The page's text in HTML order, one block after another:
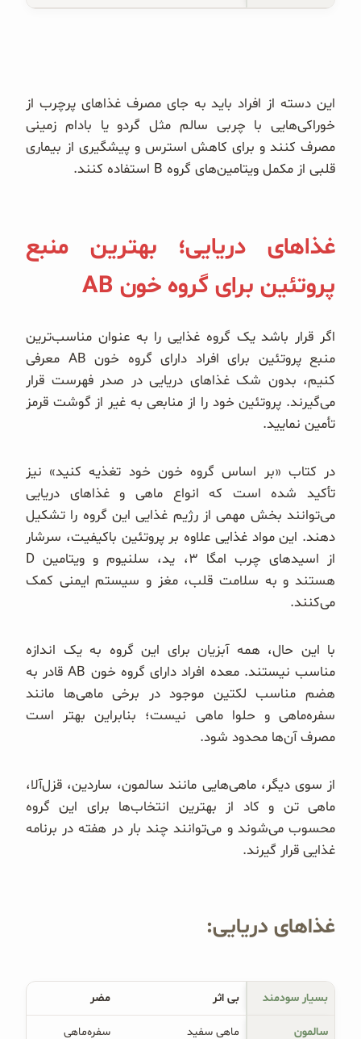
این دسته از افراد باید به جای مصرف غذاهای پرچرب از
خوراکی‌هایی با چربی سالم مثل گردو یا بادام زمینی
مصرف کنند و برای کاهش استرس و پیشگیری از بیماری
قلبی از مکمل ویتامین‌های گروه B استفاده کنند.
غذاهای دریایی؛ بهترین منبع
پروتئین برای گروه خون AB
اگر قرار باشد یک گروه غذایی را به عنوان مناسب‌ترین
منبع پروتئین برای افراد دارای گروه خون AB معرفی
کنیم، بدون شک غذاهای دریایی در صدر فهرست قرار
می‌گیرند. پروتئین خود را از منابعی به غیر از گوشت قرمز
تأمین نمایید.
در کتاب «بر اساس گروه خون خود تغذیه کنید» نیز
تأکید شده است که انواع ماهی و غذاهای دریایی
می‌توانند بخش مهمی از رژیم غذایی این گروه را تشکیل
دهند. این مواد غذایی علاوه بر پروتئین باکیفیت، سرشار
از اسیدهای چرب امگا ۳، ید، سلنیوم و ویتامین D
هستند و به سلامت قلب، مغز و سیستم ایمنی کمک
می‌کنند.
با این حال، همه آبزیان برای این گروه به یک اندازه
مناسب نیستند. معده افراد دارای گروه خون AB قادر به
هضم مناسب لکتین موجود در برخی ماهی‌ها مانند
سفره‌ماهی و حلوا ماهی نیست؛ بنابراین بهتر است
مصرف آن‌ها محدود شود.
از سوی دیگر، ماهی‌هایی مانند سالمون، ساردین، قزل‌آلا،
ماهی تن و کاد از بهترین انتخاب‌ها برای این گروه
محسوب می‌شوند و می‌توانند چند بار در هفته در برنامه
غذایی قرار گیرند.
غذاهای دریایی:
بسیار سودمند بی اثر مضر
سالمون ماهی سفید سفره‌ماهی